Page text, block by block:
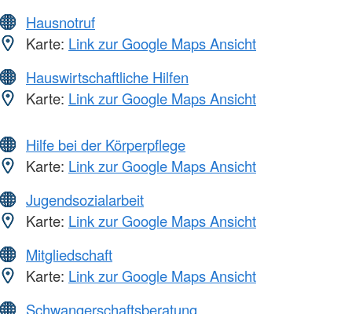
Hausnotruf
Karte: Link zur Google Maps Ansicht
Hauswirtschaftliche Hilfen
Karte: Link zur Google Maps Ansicht
Hilfe bei der Körperpflege
Karte: Link zur Google Maps Ansicht
Jugendsozialarbeit
Karte: Link zur Google Maps Ansicht
Mitgliedschaft
Karte: Link zur Google Maps Ansicht
Schwangerschaftsberatung